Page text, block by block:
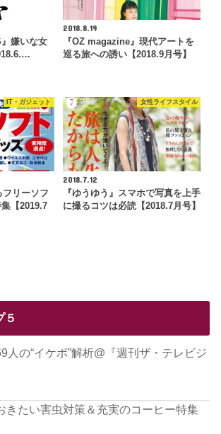
』嫌いな女
2018.8.19
『OZ magazine』現代アートを
巡る旅への誘い【2018.9月号】
IT・ガジェット
フリーソフ
【2019.7
女性ライフスタイル
2018.7.12
『ゆうゆう』スマホで写真を上手
に撮るコツは必読【2018.7月号】
５
人の“イケボ”解析@『週刊ザ・テレビジ
きたい害虫対策＆充実のコーヒー特集